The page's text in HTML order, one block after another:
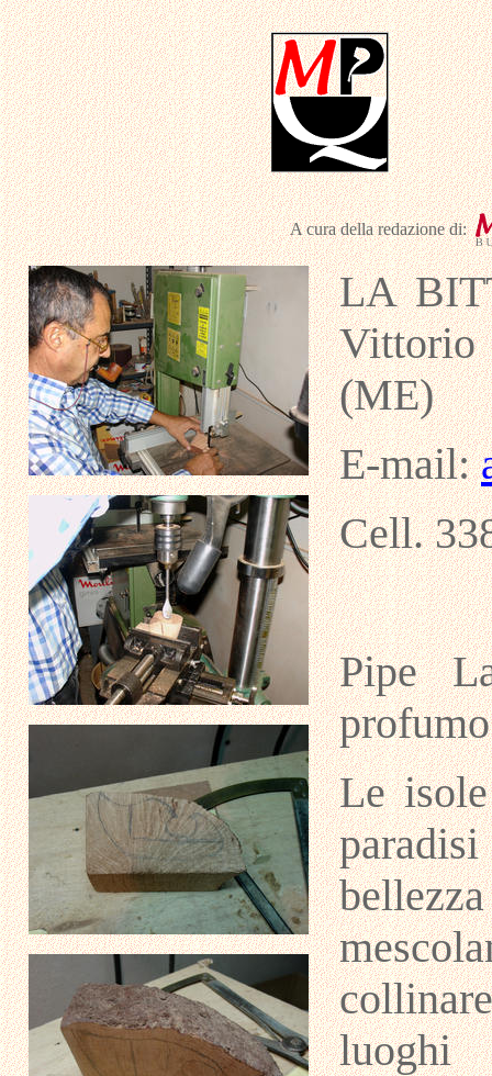
A cura della redazione di:
LA
(ME)
E-mail:
Cell.
Pipe
Le
luoghi